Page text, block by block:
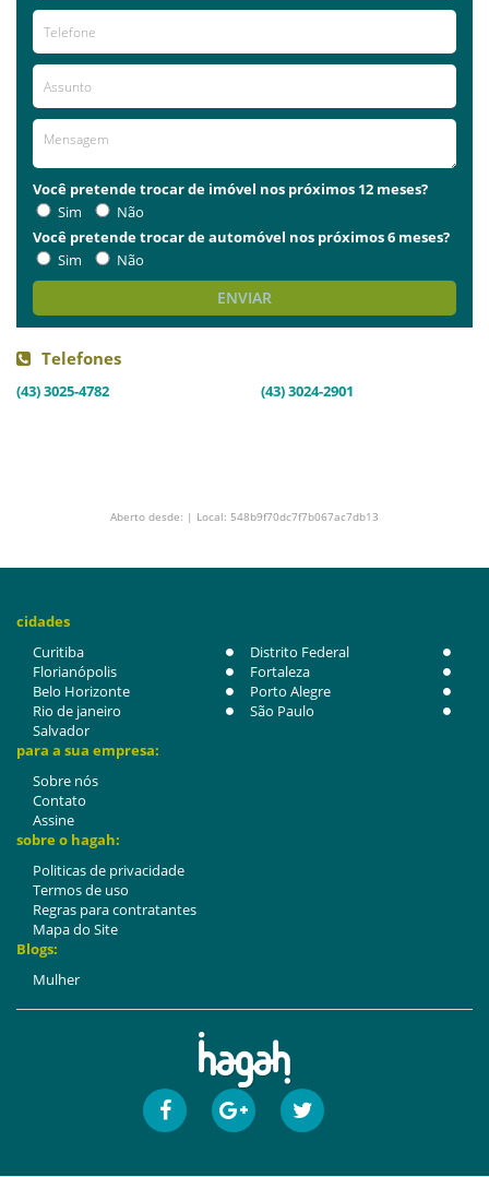
Você pretende trocar de imóvel nos próximos 12 meses?
Sim
Não
Você pretende trocar de automóvel nos próximos 6 meses?
Sim
Não
ENVIAR
Telefones
(43) 3025-4782 (43) 3024-2901
Aberto desde: | Local: 548b9f70dc7f7b067ac7db13
cidades
Curitiba
Distrito Federal
Florianópolis
Fortaleza
Belo Horizonte
Porto Alegre
Rio de janeiro
São Paulo
Salvador
para a sua empresa:
Sobre nós
Contato
Assine
sobre o hagah:
Politicas de privacidade
Termos de uso
Regras para contratantes
Mapa do Site
Blogs:
Mulher